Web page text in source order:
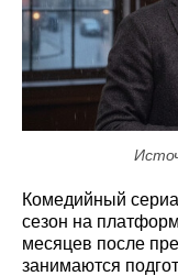
Комедийный
сезон на
месяцев после
занимаются